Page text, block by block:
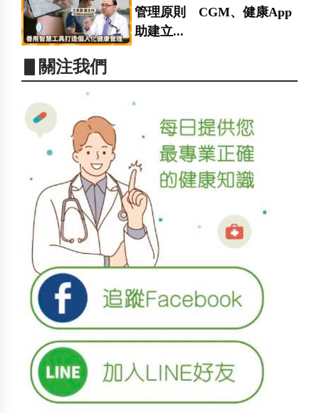
管理原則 CGM、健康App
助建立...
▋關注我們